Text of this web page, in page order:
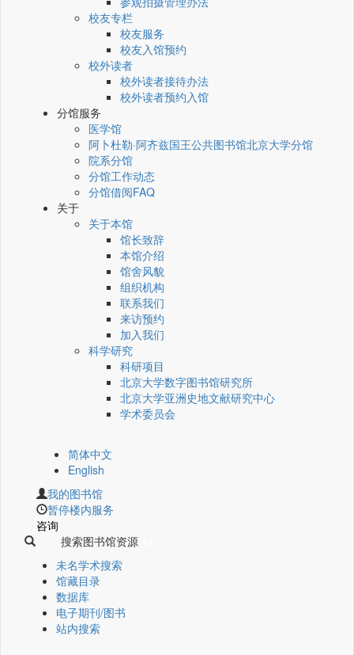
校友专栏
校友服务
校友入馆预约
校外读者
校外读者接待办法
校外读者预约入馆
分馆服务
医学馆
阿卜杜勒·阿齐兹国王公共图书馆北京大学分馆
院系分馆
分馆工作动态
分馆借阅FAQ
关于
关于本馆
馆长致辞
本馆介绍
馆舍风貌
组织机构
联系我们
来访预约
加入我们
科学研究
科研项目
北京大学数字图书馆研究所
北京大学亚洲史地文献研究中心
学术委员会
简体中文
English
我的图书馆
暂停楼内服务
咨询
搜索图书馆资源
未名学术搜索
馆藏目录
数据库
电子期刊/图书
站内搜索